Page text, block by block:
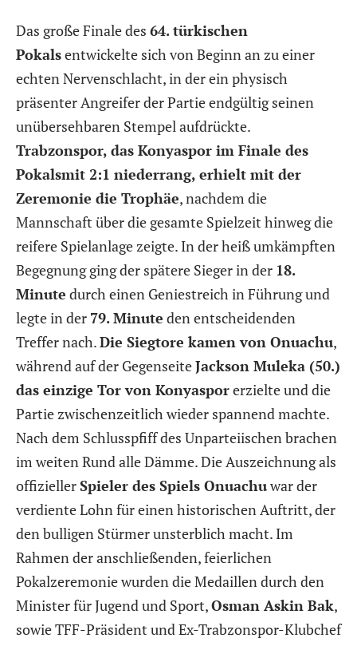
Das große Finale des 64. türkischen
Pokalsentwickelte sich von Beginn an zu einer
echten Nervenschlacht, in der ein physisch
präsenter Angreifer der Partie endgültig seinen
unübersehbaren Stempel aufdrückte.
Trabzonspor, das Konyaspor im Finale des
Pokalsmit 2:1 niederrang, erhielt mit der
Zeremonie die Trophäe, nachdem die
Mannschaft über die gesamte Spielzeit hinweg die
reifere Spielanlage zeigte. In der heiß umkämpften
Begegnung ging der spätere Sieger in der 18.
Minute durch einen Geniestreich in Führung und
legte in der 79. Minute den entscheidenden
Treffer nach.Die Siegtore kamen von Onuachu,
während auf der GegenseiteJackson Muleka (50.)
das einzige Tor von Konyasporerzielte und die
Partie zwischenzeitlich wieder spannend machte.
Nach dem Schlusspfiff des Unparteiischen brachen
im weiten Rund alle Dämme. Die Auszeichnung als
offiziellerSpieler des Spiels Onuachuwar der
verdiente Lohn für einen historischen Auftritt, der
den bulligen Stürmer unsterblich macht. Im
Rahmen der anschließenden, feierlichen
Pokalzeremonie wurden die Medaillen durch den
Minister für Jugend und Sport,Osman Askin Bak,
sowie TFF-Präsident und Ex-Trabzonspor-Klubchef